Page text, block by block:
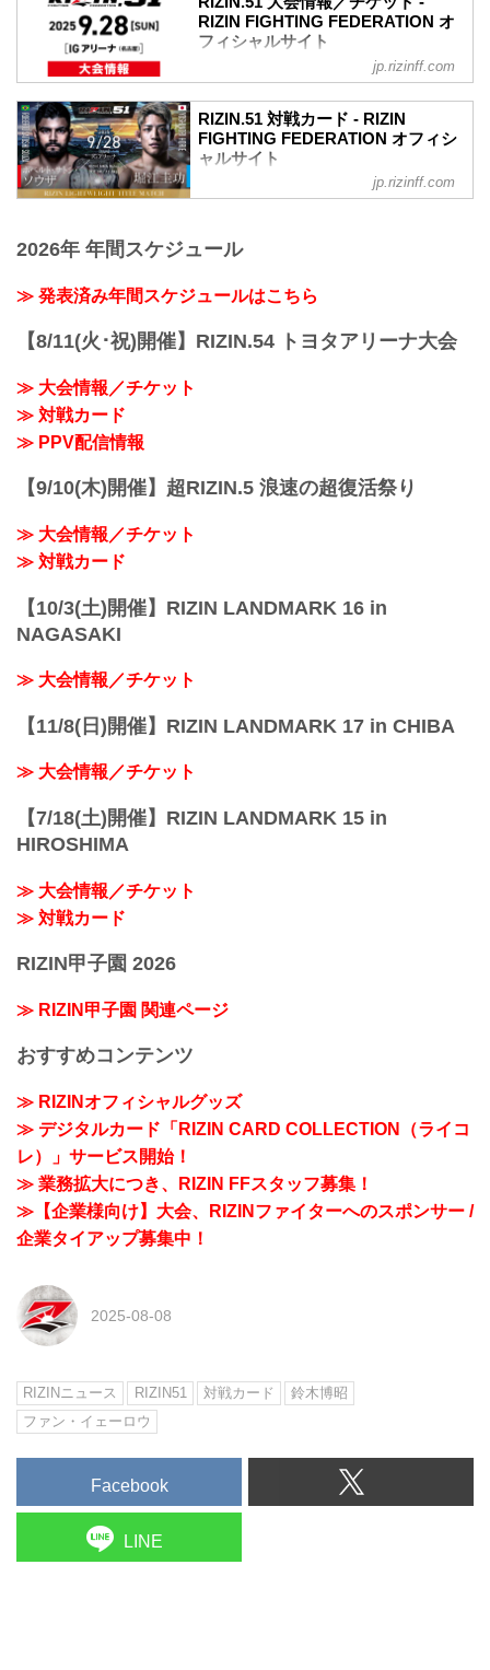
RIZIN FIGHTING FEDERATION オ
フィシャルサイト
youtu.be
RIZIN.51 大会概要
2025年9月28日（日）11:30開場（予定）
※開場・開始時間は予定です。決定次第
会場
名古屋市営地下鉄「名城公園」駅 徒歩約
名古屋市営地下鉄「浄心」駅より徒歩約
jp.rizinff.com
RIZIN.51 対戦カード - RIZIN
FIGHTING FEDERATION オフィシ
ャルサイト
ライト級タイトルマッチ／ホベルト・サ
RIZIN MMAルール：5分 3R（71.0kg）
フェザー級タイトルマッチ／ラジャブア
レスニック
フェザー級タイトルマッチ
jp.rizinff.com
2026年 年間スケジュール
≫ 発表済み年間スケジュールはこちら
【8/11(火･祝)開催】RIZIN.54 トヨタアリーナ大会
≫ 大会情報／チケット
≫ 対戦カード
≫ PPV配信情報
【9/10(木)開催】超RIZIN.5 浪速の超復活祭り
≫ 大会情報／チケット
≫ 対戦カード
【10/3(土)開催】RIZIN LANDMARK 16 in
NAGASAKI
≫ 大会情報／チケット
【11/8(日)開催】RIZIN LANDMARK 17 in CHIBA
≫ 大会情報／チケット
【7/18(土)開催】RIZIN LANDMARK 15 in
HIROSHIMA
≫ 大会情報／チケット
≫ 対戦カード
RIZIN甲子園 2026
≫ RIZIN甲子園 関連ページ
おすすめコンテンツ
≫ RIZINオフィシャルグッズ
≫ デジタルカード「RIZIN CARD COLLECTION（ライコ
レ）」サービス開始！
≫ 業務拡大につき、RIZIN FFスタッフ募集！
≫【企業様向け】大会、RIZINファイターへのスポンサー /
企業タイアップ募集中！
2025-08-08
RIZINニュース RIZIN51 対戦カード
鈴木博昭
ファン・イェーロウ
Facebook
LINE